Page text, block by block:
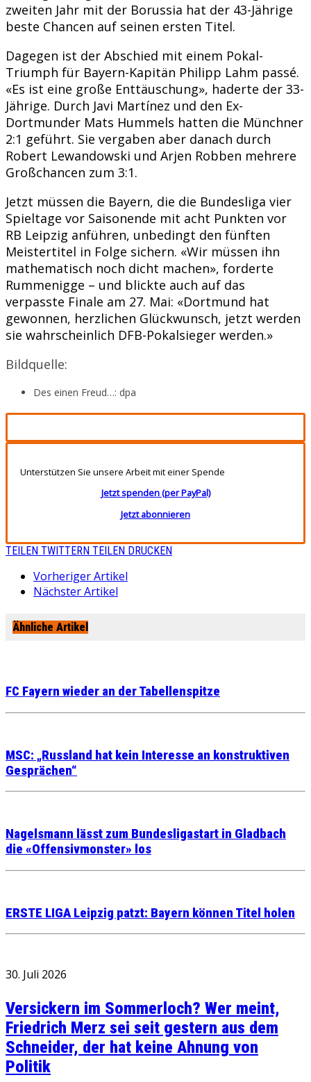
zweiten Jahr mit der Borussia hat der 43-Jährige
beste Chancen auf seinen ersten Titel.
Dagegen ist der Abschied mit einem Pokal-
Triumph für Bayern-Kapitän Philipp Lahm passé.
«Es ist eine große Enttäuschung», haderte der 33-
Jährige. Durch Javi Martínez und den Ex-
Dortmunder Mats Hummels hatten die Münchner
2:1 geführt. Sie vergaben aber danach durch
Robert Lewandowski und Arjen Robben mehrere
Großchancen zum 3:1.
Jetzt müssen die Bayern, die die Bundesliga vier
Spieltage vor Saisonende mit acht Punkten vor
RB Leipzig anführen, unbedingt den fünften
Meistertitel in Folge sichern. «Wir müssen ihn
mathematisch noch dicht machen», forderte
Rummenigge – und blickte auch auf das
verpasste Finale am 27. Mai: «Dortmund hat
gewonnen, herzlichen Glückwunsch, jetzt werden
sie wahrscheinlich DFB-Pokalsieger werden.»
Bildquelle:
Des einen Freud…: dpa
Unterstützen Sie unsere Arbeit mit einer Spende
Jetzt spenden (per PayPal)
Jetzt abonnieren
TEILEN TWITTERN TEILEN DRUCKEN
Vorheriger Artikel
Nächster Artikel
Ähnliche Artikel
FC Fayern wieder an der Tabellenspitze
MSC: „Russland hat kein Interesse an konstruktiven
Gesprächen“
Nagelsmann lässt zum Bundesligastart in Gladbach
die «Offensivmonster» los
ERSTE LIGA Leipzig patzt: Bayern können Titel holen
30. Juli 2026
Versickern im Sommerloch? Wer meint,
Friedrich Merz sei seit gestern aus dem
Schneider, der hat keine Ahnung von
Politik